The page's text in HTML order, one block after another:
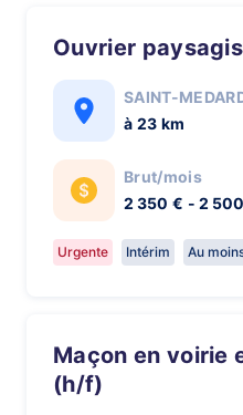
Ouvrier
SAINT-
à 23 km
Brut/mois
2 350 € - 2
Urgente Intérim Au
Maçon en voirie et réseaux divers
(h/f)